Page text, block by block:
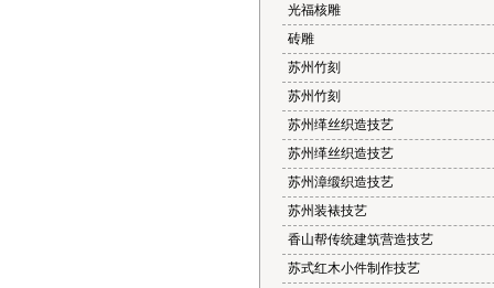
光福核雕
砖雕
苏州竹刻
苏州竹刻
苏州缂丝织造技艺
苏州缂丝织造技艺
苏州漳缎织造技艺
苏州装裱技艺
香山帮传统建筑营造技艺
苏式红木小件制作技艺